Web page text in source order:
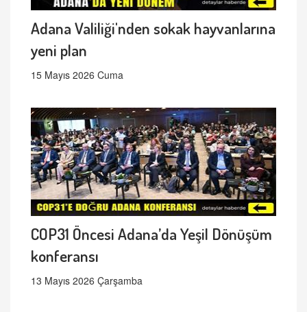
Adana Valiliği'nden sokak hayvanlarına
yeni plan
15 Mayıs 2026 Cuma
COP31 Öncesi Adana’da Yeşil Dönüşüm
konferansı
13 Mayıs 2026 Çarşamba